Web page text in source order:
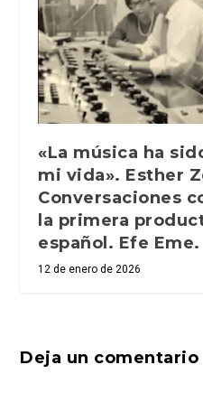
«La música ha
mi vida». Esther
Conversaciones
la primera
español. Efe Eme.
12 de enero de 2026
Deja un comentario